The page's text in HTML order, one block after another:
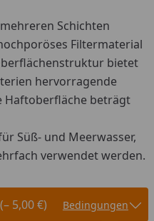
Schichten
Filtermaterial
bietet
hervorragende
Haftoberfläche beträgt
Süß- und Meerwasser,
verwendet werden.
(– 5,00 €) Bedingungen